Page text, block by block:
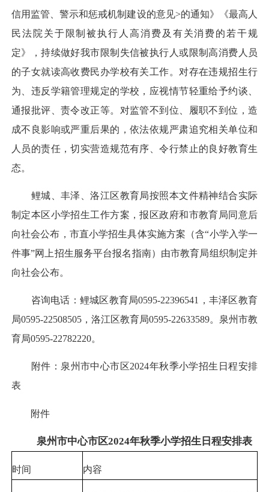
信用监管、警示和惩戒机制建设的意见>的通知》《最高人
民法院关于限制被执行人高消费及有关消费的若干规
定》，持续做好我市限制失信被执行人或限制高消费人员
的子女就读高收费民办学校有关工作。对存在违规招生行
为、违反学籍管理规定的学校，应视情节轻重给予约谈、
通报批评、责令改正等。对监管不到位、履职不到位，造
成不良影响或严重后果的，依法依规严肃追究相关单位和
人员的责任，切实营造规范有序、令行禁止的良好教育生
态。
鲤城、丰泽、洛江区教育局按照本文件精神结合实际
制定本区小学招生工作方案，报区政府和市教育局同意后
向社会公布，市直小学招生具体实施方案（含“小学入学一
件事”网上招生服务平台报名指南）由市教育局组织制定并
向社会公布。
咨询电话：鲤城区教育局0595-22396541，丰泽区教育
局0595-22508505，洛江区教育局0595-22633589。泉州市教
育局0595-22782220。
附件：泉州市中心市区2024年秋季小学招生日程安排
表
附件
泉州市中心市区2024年秋季小学招生日程安排表
时间 内容